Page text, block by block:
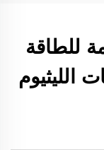
للطاقة
الليثيوم